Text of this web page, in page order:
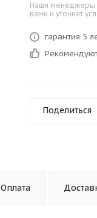
Наши менеджеры
вами и уточнят
гарантия 5
Поделиться
Оплата